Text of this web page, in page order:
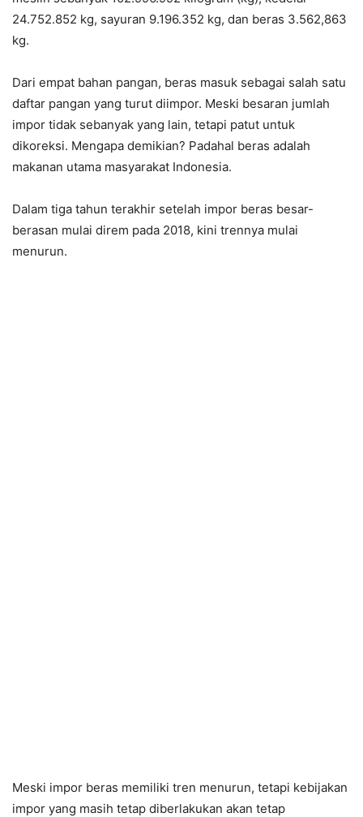
24.752.852 kg, sayuran 9.196.352 kg, dan beras 3.562,863
kg.
Dari empat bahan pangan, beras masuk sebagai salah satu
daftar pangan yang turut diimpor. Meski besaran jumlah
impor tidak sebanyak yang lain, tetapi patut untuk
dikoreksi. Mengapa demikian? Padahal beras adalah
makanan utama masyarakat Indonesia.
Dalam tiga tahun terakhir setelah impor beras besar-
berasan mulai direm pada 2018, kini trennya mulai
menurun.
Meski impor beras memiliki tren menurun, tetapi kebijakan
impor yang masih tetap diberlakukan akan tetap